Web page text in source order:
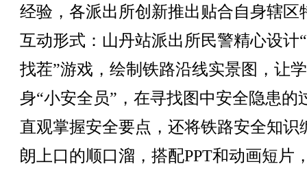
经验，各派出所创新推出贴合自身辖区
互动形式：山丹站派出所民警精心设计
找茬”游戏，绘制铁路沿线实景图，让
身“小安全员”，在寻找图中安全隐患的
直观掌握安全要点，还将铁路安全知识
朗上口的顺口溜，搭配PPT和动画短片